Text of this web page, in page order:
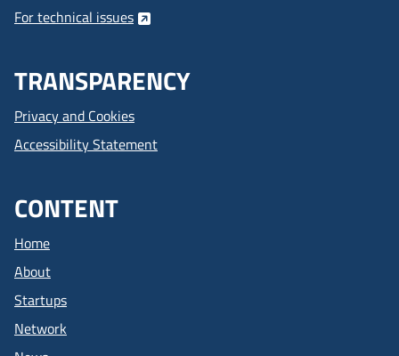
For technical issues
TRANSPARENCY
Privacy and Cookies
Accessibility Statement
CONTENT
Home
About
Startups
Network